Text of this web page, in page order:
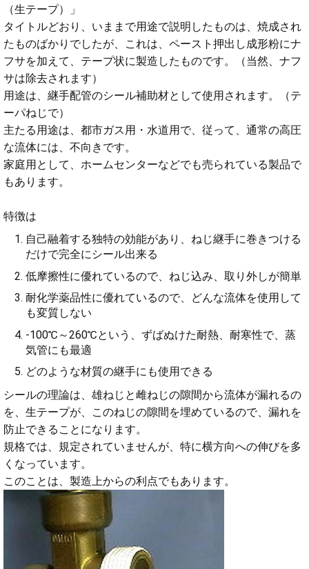
（生テープ）」
タイトルどおり、いままで用途で説明したものは、焼成され
たものばかりでしたが、これは、ペースト押出し成形粉にナ
フサを加えて、テープ状に製造したものです。（当然、ナフ
サは除去されます）
用途は、継手配管のシール補助材として使用されます。（テ
ーパねじで）
主たる用途は、都市ガス用・水道用で、従って、通常の高圧
な流体には、不向きです。
家庭用として、ホームセンターなどでも売られている製品で
もあります。
特徴は
自己融着する独特の効能があり、ねじ継手に巻きつける
だけで完全にシール出来る
低摩擦性に優れているので、ねじ込み、取り外しが簡単
耐化学薬品性に優れているので、どんな流体を使用して
も変質しない
-100℃～260℃という、ずばぬけた耐熱、耐寒性で、蒸
気管にも最適
どのような材質の継手にも使用できる
シールの理論は、雄ねじと雌ねじの隙間から流体が漏れるの
を、生テープが、このねじの隙間を埋めているので、漏れを
防止できることになります。
規格では、規定されていませんが、特に横方向への伸びを多
くなっています。
このことは、製造上からの利点でもあります。